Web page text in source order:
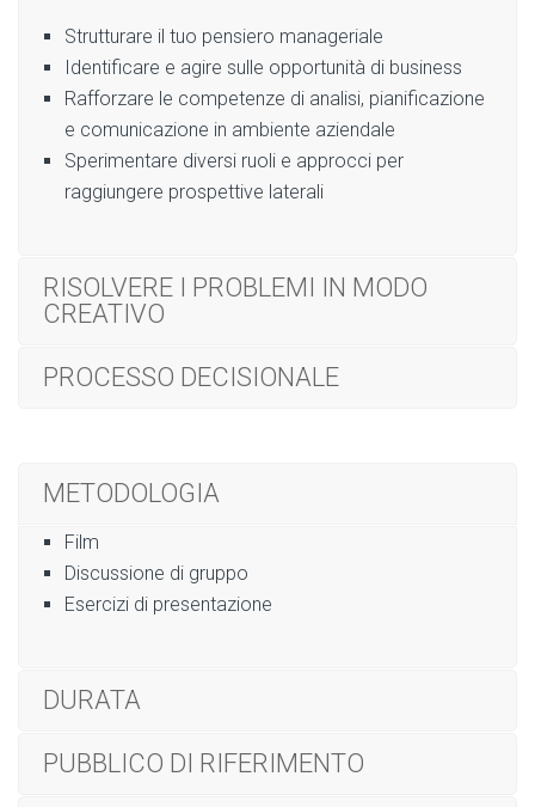
Strutturare il tuo pensiero manageriale
Identificare e agire sulle opportunità di business
Rafforzare le competenze di analisi, pianificazione
e comunicazione in ambiente aziendale
Sperimentare diversi ruoli e approcci per
raggiungere prospettive laterali
RISOLVERE I PROBLEMI IN MODO
CREATIVO
PROCESSO DECISIONALE
METODOLOGIA
Film
Discussione di gruppo
Esercizi di presentazione
DURATA
PUBBLICO DI RIFERIMENTO